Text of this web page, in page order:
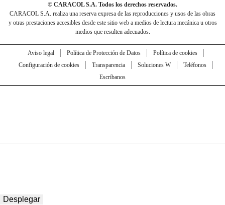
© CARACOL S.A. Todos los derechos reservados.
CARACOL S.A. realiza una reserva expresa de las reproducciones y usos de las obras
y otras prestaciones accesibles desde este sitio web a medios de lectura mecánica u otros
medios que resulten adecuados.
Aviso legal Política de Protección de Datos
Política de cookies
Configuración de cookies
Transparencia Soluciones W
Teléfonos
Escríbanos
Desplegar